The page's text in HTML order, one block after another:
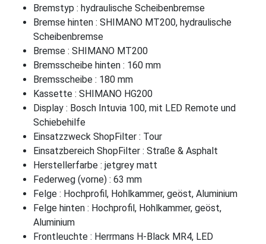
Bremstyp : hydraulische Scheibenbremse
Bremse hinten : SHIMANO MT200, hydraulische
Scheibenbremse
Bremse : SHIMANO MT200
Bremsscheibe hinten : 160 mm
Bremsscheibe : 180 mm
Kassette : SHIMANO HG200
Display : Bosch Intuvia 100, mit LED Remote und
Schiebehilfe
Einsatzzweck ShopFilter : Tour
Einsatzbereich ShopFilter : Straße & Asphalt
Herstellerfarbe : jetgrey matt
Federweg (vorne) : 63 mm
Felge : Hochprofil, Hohlkammer, geöst, Aluminium
Felge hinten : Hochprofil, Hohlkammer, geöst,
Aluminium
Frontleuchte : Herrmans H-Black MR4, LED